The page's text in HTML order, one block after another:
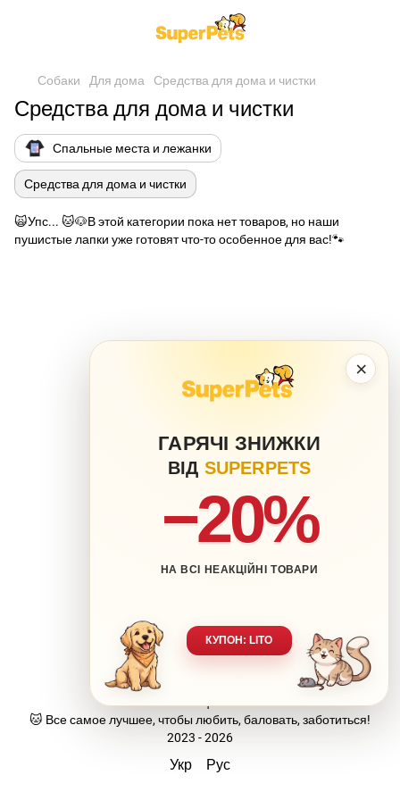
×
ГАРЯЧІ ЗНИЖКИ
ВІД SUPERPETS
−20%
НА ВСІ НЕАКЦІЙНІ ТОВАРИ
КУПОН: LITO
Собаки Для дома Средства для дома и чистки
Средства для дома и чистки
Спальные места и лежанки
Средства для дома и чистки
🙀Упс... 🐱🐶В этой категории пока нет товаров, но наши
пушистые лапки уже готовят что-то особенное для вас!🐾
063 217-20-99 066 707-11-17
Полная версия сайта
🐱 Все самое лучшее, чтобы любить, баловать, заботиться!
2023 - 2026
Укр Рус